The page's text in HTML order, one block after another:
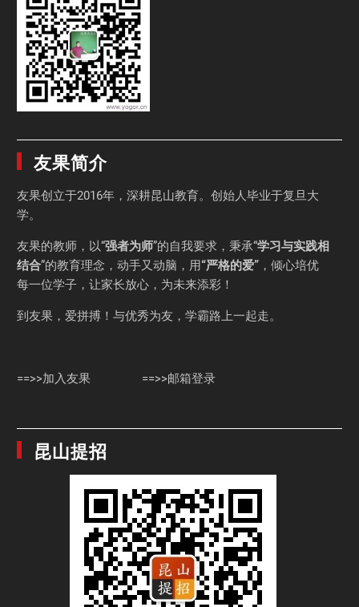
友果简介
友果创立于2016年，深耕昆山教育。创始人毕业于复旦大
学。
友果的教师，以“强者为师”的自我要求，秉承“学习与实践相
结合”的教育理念，动手又动脑，用“严格的爱” ，倾心培优
每一位学子，让家长放心，为未来添彩！
到友果，爱拼搏！与优秀为友，学霸路上一起走。
==>>加入友果 ==>>邮箱登录
昆山提招